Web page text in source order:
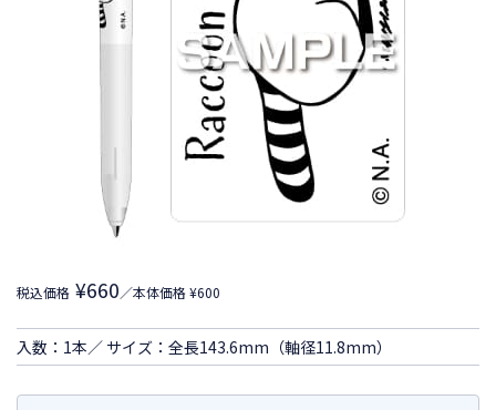
税込価格 ¥660／本体価格 ¥600
入数：1本／ サイズ：全長143.6mm（軸径11.8mm）